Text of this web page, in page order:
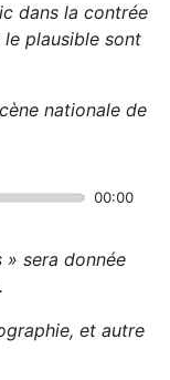
dans la contrée
plausible sont
nationale de
00:00
» sera donnée
et autre